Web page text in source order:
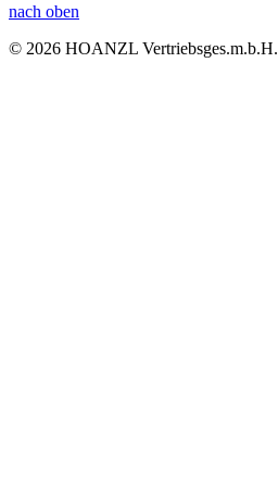
nach oben
© 2026 HOANZL Vertriebsges.m.b.H.